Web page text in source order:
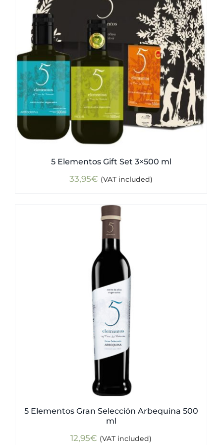
5 Elementos Gift Set 3×500 ml
33,95€ (VAT included)
5 Elementos Gran Selección Arbequina 500
ml
12,95€ (VAT included)